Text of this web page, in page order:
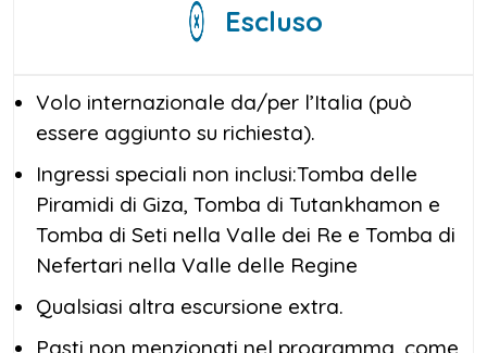
Escluso
Volo internazionale da/per l’Italia (può
essere aggiunto su richiesta).
Ingressi speciali non inclusi:Tomba delle
Piramidi di Giza, Tomba di Tutankhamon e
Tomba di Seti nella Valle dei Re e Tomba di
Nefertari nella Valle delle Regine
Qualsiasi altra escursione extra.
Pasti non menzionati nel programma, come